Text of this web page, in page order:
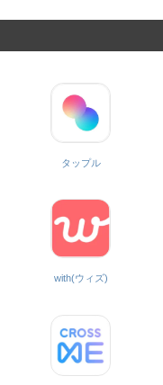
タップル
with(ウィズ)